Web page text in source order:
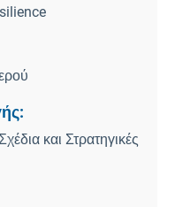
και Στρατηγικές